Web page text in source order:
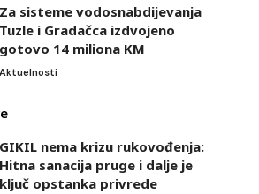
Za sisteme vodosnabdijevanja
Tuzle i Gradačca izdvojeno
gotovo 14 miliona KM
Aktuelnosti
GIKIL nema krizu rukovođenja:
Hitna sanacija pruge i dalje je
ključ opstanka privrede